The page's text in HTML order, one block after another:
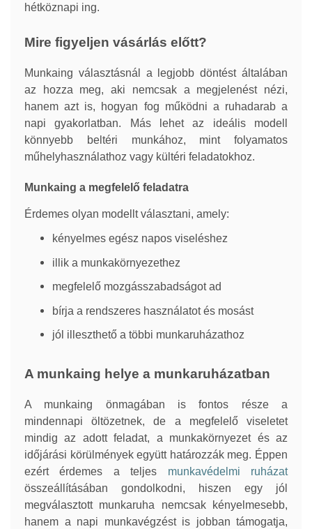
hétköznapi ing.
Mire figyeljen vásárlás előtt?
Munkaing választásnál a legjobb döntést általában
az hozza meg, aki nemcsak a megjelenést nézi,
hanem azt is, hogyan fog működni a ruhadarab a
napi gyakorlatban. Más lehet az ideális modell
könnyebb beltéri munkához, mint folyamatos
műhelyhasználathoz vagy kültéri feladatokhoz.
Munkaing a megfelelő feladatra
Érdemes olyan modellt választani, amely:
kényelmes egész napos viseléshez
illik a munkakörnyezethez
megfelelő mozgásszabadságot ad
bírja a rendszeres használatot és mosást
jól illeszthető a többi munkaruházathoz
A munkaing helye a munkaruházatban
A munkaing önmagában is fontos része a
mindennapi öltözetnek, de a megfelelő viseletet
mindig az adott feladat, a munkakörnyezet és az
időjárási körülmények együtt határozzák meg. Éppen
ezért érdemes a teljes munkavédelmi ruházat
összeállításában gondolkodni, hiszen egy jól
megválasztott munkaruha nemcsak kényelmesebb,
hanem a napi munkavégzést is jobban támogatja,